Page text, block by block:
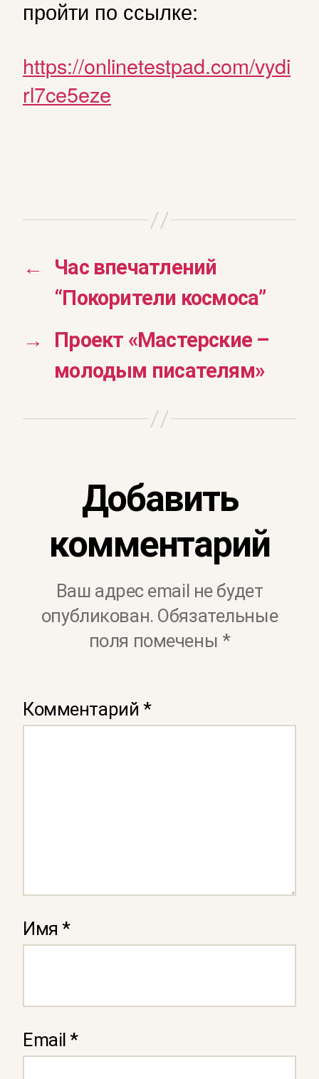
пройти по ссылке:
https://onlinetestpad.com/vydi
rl7ce5eze
←
Час впечатлений
“Покорители космоса”
→
Проект «Мастерские –
молодым писателям»
Добавить
комментарий
Ваш адрес email не будет
опубликован. Обязательные
поля помечены *
Комментарий *
Имя*
Email*